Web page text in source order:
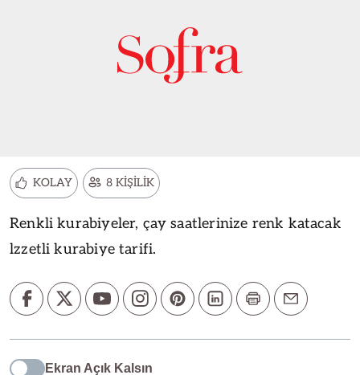
KOLAY 8 KİŞİLİK
Renkli kurabiyeler, çay saatlerinize renk katacak
lzzetli kurabiye tarifi.
Ekran Açık Kalsın